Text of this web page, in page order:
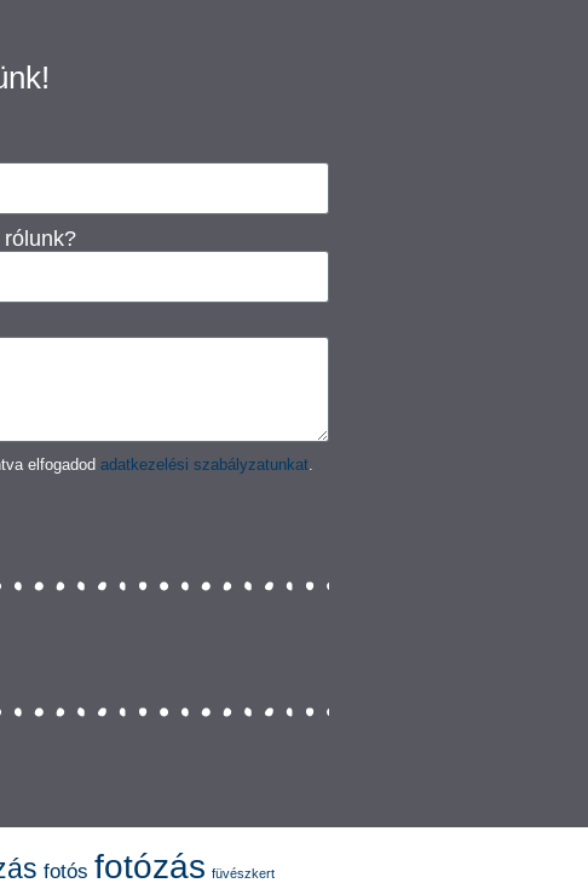
elfogadod adatkezelési szabályzatunkat.
fotós fotózás füvészkert